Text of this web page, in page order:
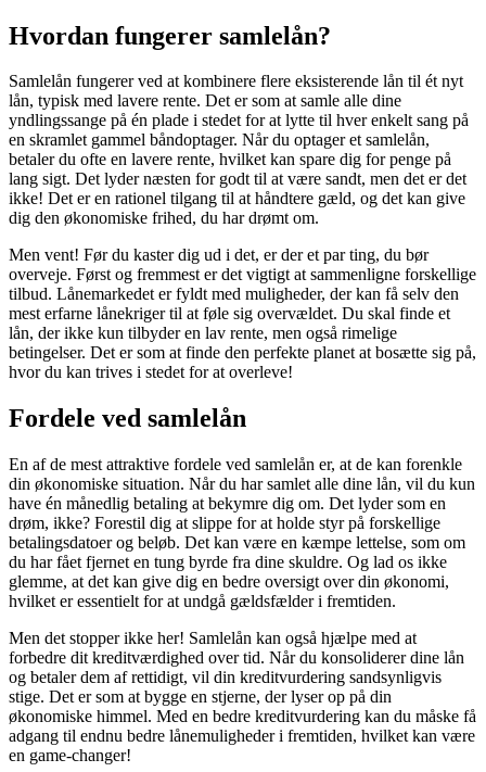
Hvordan fungerer samlelån?
Samlelån fungerer ved at kombinere flere eksisterende lån til ét nyt
lån, typisk med lavere rente. Det er som at samle alle dine
yndlingssange på én plade i stedet for at lytte til hver enkelt sang på
en skramlet gammel båndoptager. Når du optager et samlelån,
betaler du ofte en lavere rente, hvilket kan spare dig for penge på
lang sigt. Det lyder næsten for godt til at være sandt, men det er det
ikke! Det er en rationel tilgang til at håndtere gæld, og det kan give
dig den økonomiske frihed, du har drømt om.
Men vent! Før du kaster dig ud i det, er der et par ting, du bør
overveje. Først og fremmest er det vigtigt at sammenligne forskellige
tilbud. Lånemarkedet er fyldt med muligheder, der kan få selv den
mest erfarne lånekriger til at føle sig overvældet. Du skal finde et
lån, der ikke kun tilbyder en lav rente, men også rimelige
betingelser. Det er som at finde den perfekte planet at bosætte sig på,
hvor du kan trives i stedet for at overleve!
Fordele ved samlelån
En af de mest attraktive fordele ved samlelån er, at de kan forenkle
din økonomiske situation. Når du har samlet alle dine lån, vil du kun
have én månedlig betaling at bekymre dig om. Det lyder som en
drøm, ikke? Forestil dig at slippe for at holde styr på forskellige
betalingsdatoer og beløb. Det kan være en kæmpe lettelse, som om
du har fået fjernet en tung byrde fra dine skuldre. Og lad os ikke
glemme, at det kan give dig en bedre oversigt over din økonomi,
hvilket er essentielt for at undgå gældsfælder i fremtiden.
Men det stopper ikke her! Samlelån kan også hjælpe med at
forbedre dit kreditværdighed over tid. Når du konsoliderer dine lån
og betaler dem af rettidigt, vil din kreditvurdering sandsynligvis
stige. Det er som at bygge en stjerne, der lyser op på din
økonomiske himmel. Med en bedre kreditvurdering kan du måske få
adgang til endnu bedre lånemuligheder i fremtiden, hvilket kan være
en game-changer!